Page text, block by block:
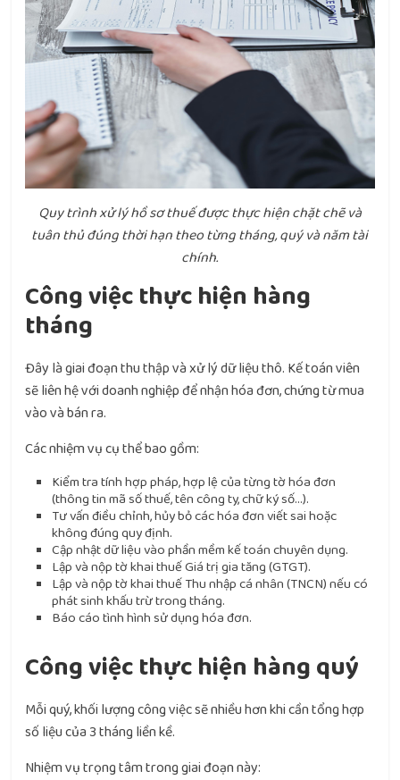
Quy trình xử lý hồ sơ thuế được thực hiện chặt chẽ và
tuân thủ đúng thời hạn theo từng tháng, quý và năm tài
chính.
Công việc thực hiện hàng
tháng
Đây là giai đoạn thu thập và xử lý dữ liệu thô. Kế toán viên
sẽ liên hệ với doanh nghiệp để nhận hóa đơn, chứng từ mua
vào và bán ra.
Các nhiệm vụ cụ thể bao gồm:
Kiểm tra tính hợp pháp, hợp lệ của từng tờ hóa đơn
(thông tin mã số thuế, tên công ty, chữ ký số…).
Tư vấn điều chỉnh, hủy bỏ các hóa đơn viết sai hoặc
không đúng quy định.
Cập nhật dữ liệu vào phần mềm kế toán chuyên dụng.
Lập và nộp tờ khai thuế Giá trị gia tăng (GTGT).
Lập và nộp tờ khai thuế Thu nhập cá nhân (TNCN) nếu có
phát sinh khấu trừ trong tháng.
Báo cáo tình hình sử dụng hóa đơn.
Công việc thực hiện hàng quý
Mỗi quý, khối lượng công việc sẽ nhiều hơn khi cần tổng hợp
số liệu của 3 tháng liền kề.
Nhiệm vụ trọng tâm trong giai đoạn này: